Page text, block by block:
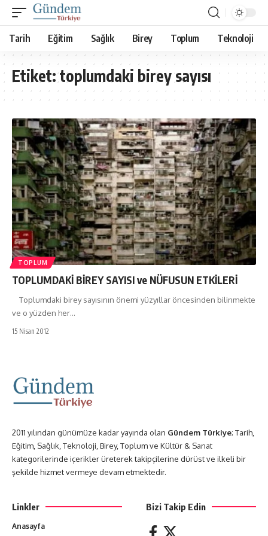
Tarih Eğitim Sağlık Birey Toplum Teknoloji
Etiket:toplumdaki birey sayısı
TOPLUM
TOPLUMDAKİ BİREY SAYISI ve NÜFUSUN ETKİLERİ
Toplumdaki birey sayısının önemi yüzyıllar öncesinden bilinmekte
ve o yüzden her…
15 Nisan 2012
2011 yılından günümüze kadar yayında olan Gündem Türkiye; Tarih,
Eğitim, Sağlık, Teknoloji, Birey, Toplum ve Kültür & Sanat
kategorilerinde içerikler üreterek takipçilerine dürüst ve ilkeli bir
şekilde hizmet vermeye devam etmektedir.
Linkler
Anasayfa
Bizi Takip Edin